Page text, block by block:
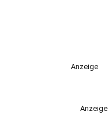
Anzeige
Anzeige